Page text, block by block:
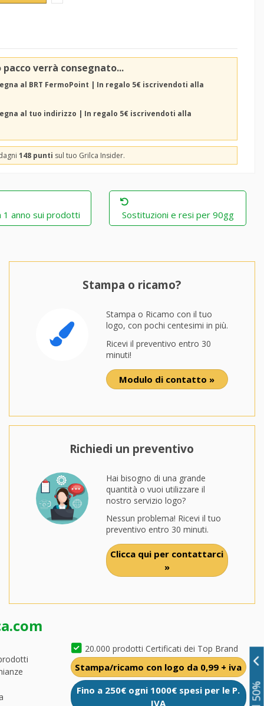
verrà consegnato...
al BRT FermoPoint | In regalo 5€ iscrivendoti alla
al tuo indirizzo | In regalo 5€ iscrivendoti alla
148 punti sul tuo Grilca Insider.
1 anno sui prodotti Sostituzioni e resi per 90gg
Stampa o ricamo?
Stampa o Ricamo con il tuo
logo, con pochi centesimi in più.
Ricevi il preventivo entro 30
minuti!
Modulo di contatto »
Richiedi un preventivo
Hai bisogno di una grande
quantità o vuoi utilizzare il
nostro servizio logo?
Nessun problema! Ricevi il tuo
preventivo entro 30 minuti.
Clicca qui per contattarci
»
20.000 prodotti Certificati dei Top Brand
Stampa/ricamo con logo da 0,99 + iva
Fino a 250€ ogni 1000€ spesi per le P.
IVA